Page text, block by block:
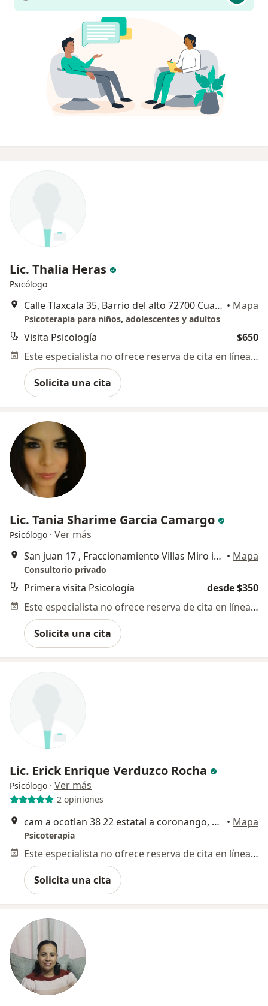
Lic. Thalia Heras
Psicólogo
Calle Tlaxcala 35, Barrio del alto 72700 Cuautlancingo,Puebl., Puebla • Mapa
Psicoterapia para niños, adolescentes y adultos
Visita Psicología
$650
Este especialista no ofrece reserva de cita en línea en esta dirección.
Solicita una cita
Lic. Tania Sharime Garcia Camargo
Psicólogo · Ver más
San juan 17 , Fraccionamiento Villas Miro interior 56, Cuautlancingo • Mapa
Consultorio privado
Primera visita Psicología
desde $350
Este especialista no ofrece reserva de cita en línea en esta dirección.
Solicita una cita
Lic. Erick Enrique Verduzco Rocha
Psicólogo · Ver más
2 opiniones
cam a ocotlan 38 22 estatal a coronango, San Pedro Cholula • Mapa
Psicoterapia
Este especialista no ofrece reserva de cita en línea en esta dirección.
Solicita una cita